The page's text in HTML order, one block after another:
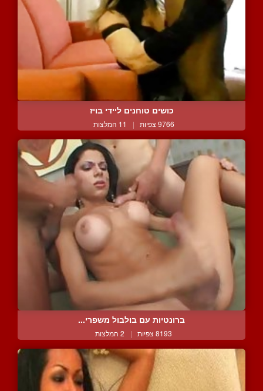
כושים טוחנים ליידי בויז
9766 צפיות | 11 המלצות
ברונטיות עם בולבול משפרי...
8193 צפיות | 2 המלצות